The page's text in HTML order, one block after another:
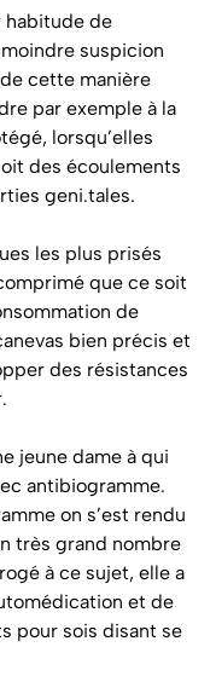
habitude de
suspicion
cette manière
par exemple à la
lorsqu’elles
des écoulements
geni.tales.
les plus prisés
que ce soit
de
bien précis et
des résistances
jeune dame à qui
antibiogramme.
on s’est rendu
très grand nombre
à ce sujet, elle a
et de
pour sois disant se